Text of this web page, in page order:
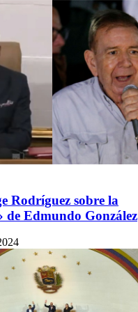
Rodríguez sobre la
de Edmundo González